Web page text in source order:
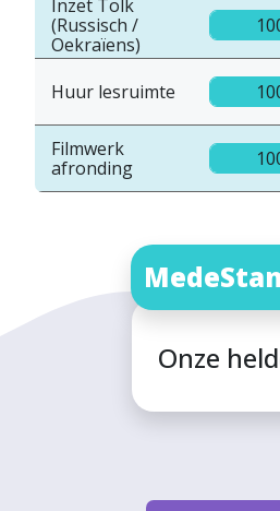
Inzet Tolk
(Russisch /
Oekraïens)
Huur lesruimte
Filmwerk
afronding
Onze